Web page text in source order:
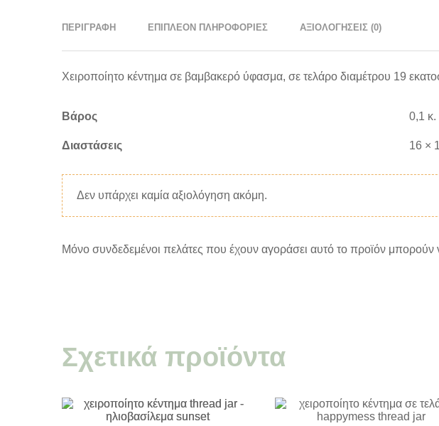
ΠΕΡΙΓΡΑΦΉ ΕΠΙΠΛΈΟΝ ΠΛΗΡΟΦΟΡΊΕΣ ΑΞΙΟΛΟΓΉΣΕΙΣ (0)
Χειροποίητο κέντημα σε βαμβακερό ύφασμα, σε τελάρο διαμέτρου 19
Βάρος 0,1 κ.
Διαστάσεις 16 ×
Δεν υπάρχει καμία αξιολόγηση ακόμη.
Μόνο συνδεδεμένοι πελάτες που έχουν αγοράσει αυτό το προϊόν
Σχετικά προϊόντα